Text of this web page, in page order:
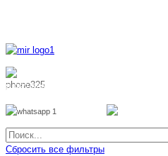
8 962 888 51 55
Сбросить все фильтры